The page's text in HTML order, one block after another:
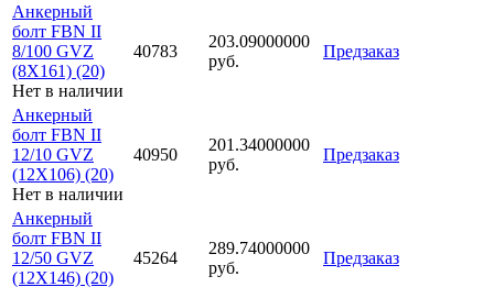
Анкерный
болт FBN II
8/100 GVZ
(8X161) (20)
Нет в наличии
40783
203.09000000
руб.
Предзаказ
Анкерный
болт FBN II
12/10 GVZ
(12X106) (20)
Нет в наличии
40950
201.34000000
руб.
Предзаказ
Анкерный
болт FBN II
12/50 GVZ
(12X146) (20)
45264
289.74000000
руб.
Предзаказ